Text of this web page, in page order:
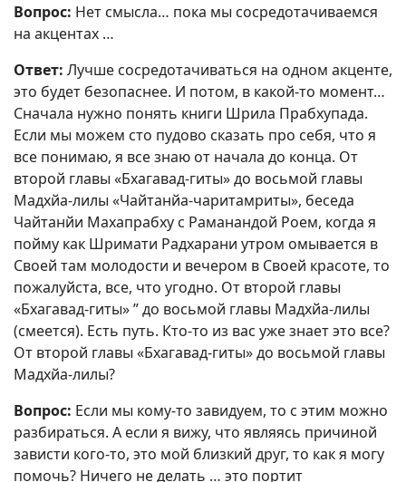
Вопрос: Нет смысла… пока мы сосредотачиваемся
на акцентах …
Ответ: Лучше сосредотачиваться на одном акценте,
это будет безопаснее. И потом, в какой-то момент…
Сначала нужно понять книги Шрила Прабхупада.
Если мы можем сто пудово сказать про себя, что я
все понимаю, я все знаю от начала до конца. От
второй главы «Бхагавад-гиты» до восьмой главы
Мадхйа-лилы «Чайтанйа-чаритамриты», беседа
Чайтанйи Махапрабху с Раманандой Роем, когда я
пойму как Шримати Радхарани утром омывается в
Своей там молодости и вечером в Своей красоте, то
пожалуйста, все, что угодно. От второй главы
«Бхагавад-гиты» ” до восьмой главы Мадхйа-лилы
(смеется). Есть путь. Кто-то из вас уже знает это все?
От второй главы «Бхагавад-гиты» до восьмой главы
Мадхйа-лилы?
Вопрос: Если мы кому-то завидуем, то с этим можно
разбираться. А если я вижу, что являясь причиной
зависти кого-то, это мой близкий друг, то как я могу
помочь? Ничего не делать … это портит